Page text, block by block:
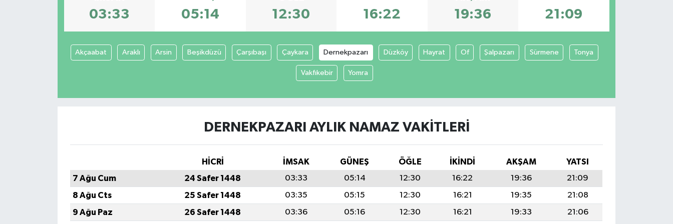
03:33 05:14 12:30 16:22 19:36 21:09
Akçaabat Araklı Arsin Beşikdüzü Çarşıbaşı Çaykara Dernekpazarı Düzköy Hayrat Of Şalpazarı Sürmene Tonya
Vakfıkebir Yomra
DERNEKPAZARI AYLIK NAMAZ VAKITLERI
HİCRİ İMSAK GÜNEŞ ÖĞLE İKINDI AKŞAM
YATSI
7 Ağu Cum
24 Safer 1448 03:33 05:14 12:30 16:22 19:36
21:09
8 Ağu Cts
25 Safer 1448 03:35 05:15 12:30 16:21 19:35
21:08
9 Ağu Paz
26 Safer 1448 03:36 05:16 12:30 16:21 19:33 21:06